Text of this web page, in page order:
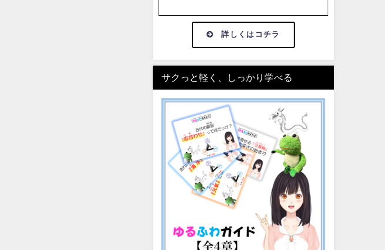
詳しくはコチラ
サクっと軽く、しっかり学べる